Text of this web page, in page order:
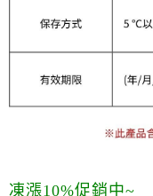
凍漲10%促銷中~